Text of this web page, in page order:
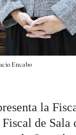
Encabo
la
de Sala